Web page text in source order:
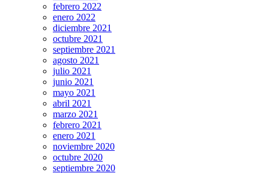
febrero 2022
enero 2022
diciembre 2021
octubre 2021
septiembre 2021
agosto 2021
julio 2021
junio 2021
mayo 2021
abril 2021
marzo 2021
febrero 2021
enero 2021
noviembre 2020
octubre 2020
septiembre 2020